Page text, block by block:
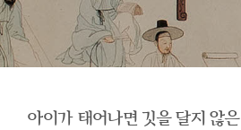
아이가 태어나면 깃을 달지 않은